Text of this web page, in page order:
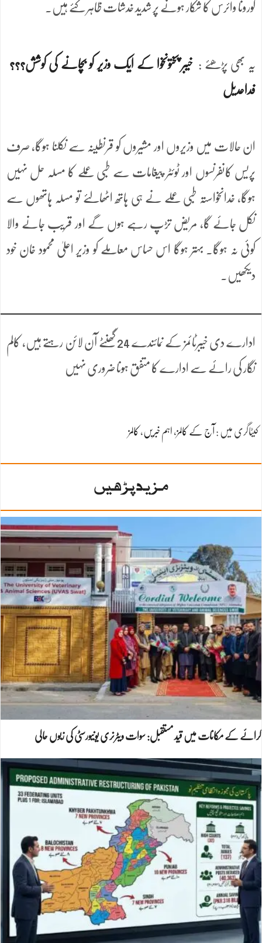
کورونا وائرس کا شکار ہونے پر شدید خدشات ظاہر کئے ہیں.
یہ بھی پڑھئے : خیبر پختونخوا کے ایک وزیر کو بچانے کی کوشش؟؟؟
فداعدیل
ان حالات میں وزیروں اور مشیروں کو قرنطینہ سے نکلنا ہوگا، صرف
پریس کانفرنسوں اور ٹوئٹر پیغامات سے طبی عملے کا مسلہ حل نہیں
ہوگا، خدانخواستہ طبی عملے نے ہی ہاتھ اٹھالئے تو مسلہ ہاتھوں سے
نکل جائے گا، مریض تڑپ رہے ہوں گے اور قریب جانے والا
کوئی نہ ہوگا۔ بہتر ہوگا اس حساس معاملے کو وزیر اعلیٰ محمود خان خود
دیکھیں۔
ادارے دی خیبرٹائمز کے نمائندے 24 گھنٹے آن لائن رہتے ہیں، کالم
نگار کی رائے سے ادارے کا متفق ہونا ضروری نہیں
کیٹاگری میں : آج کے کالمز، اہم خبریں، کالمز
مزید پڑھیں
کرائے کے مکانات میں قید مستقبل: سوات ویٹرنری یونیورسٹی کی زبوں حالی